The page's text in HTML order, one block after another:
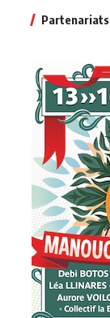
Partenariats